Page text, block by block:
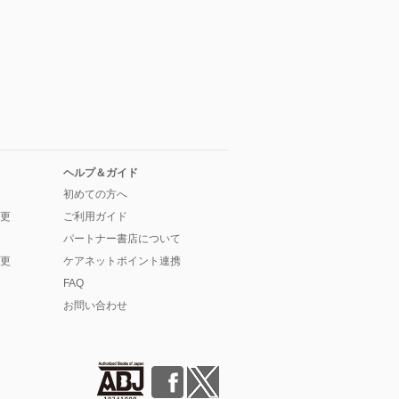
ヘルプ＆ガイド
初めての方へ
ご利用ガイド
パートナー書店について
ケアネットポイント連携
FAQ
お問い合わせ